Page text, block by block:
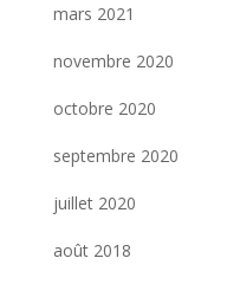
mars 2021
novembre 2020
octobre 2020
septembre 2020
juillet 2020
août 2018